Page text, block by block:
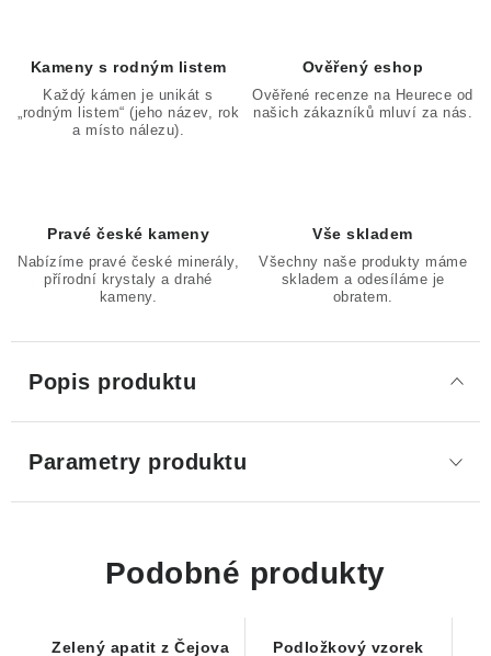
Kameny s rodným listem
Každý kámen je unikát s
„rodným listem“ (jeho název, rok
a místo nálezu).
Ověřený eshop
Ověřené recenze na Heurece od
našich zákazníků mluví za nás.
Pravé české kameny
Nabízíme pravé české minerály,
přírodní krystaly a drahé
kameny.
Vše skladem
Všechny naše produkty máme
skladem a odesíláme je
obratem.
Popis produktu
Parametry produktu
Podobné produkty
Zelený apatit z Čejova Podložkový vzorek